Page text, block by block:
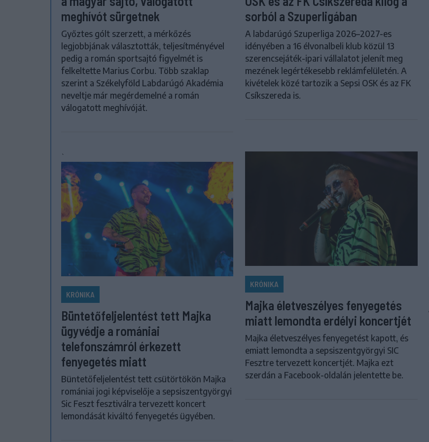
meghívót sürgetnek
Győztes gólt szerzett, a mérkőzés
legjobbjának választották, teljesítményével
pedig a román sportsajtó figyelmét is
felkeltette Marius Corbu. Több szaklap
szerint a Székelyföld Labdarúgó Akadémia
neveltje már megérdemelné a román
válogatott meghívóját.
sorból a Szuperligában
A labdarúgó Szuperliga 2026–2027-es
idényében a 16 élvonalbeli klub közül 13
szerencsejáték-ipari vállalatot jelenít meg
mezének legértékesebb reklámfelületén. A
kivételek közé tartozik a Sepsi OSK és az FK
Csíkszereda is.
`
KRÓNIKA
Büntetőfeljelentést tett Majka
ügyvédje a romániai
telefonszámról érkezett
fenyegetés miatt
Büntetőfeljelentést tett csütörtökön Majka
romániai jogi képviselője a sepsiszentgyörgyi
Sic Feszt fesztiválra tervezett koncert
lemondását kiváltó fenyegetés ügyében.
KRÓNIKA
Majka életveszélyes fenyegetés
miatt lemondta erdélyi koncertjét
Majka életveszélyes fenyegetést kapott, és
emiatt lemondta a sepsiszentgyörgyi SIC
Fesztre tervezett koncertjét. Majka ezt
szerdán a Facebook-oldalán jelentette be.